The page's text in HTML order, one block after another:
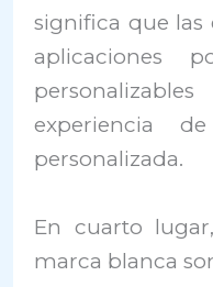
significa que las
aplicaciones
experiencia
personalizada.
En cuarto
marca blanca